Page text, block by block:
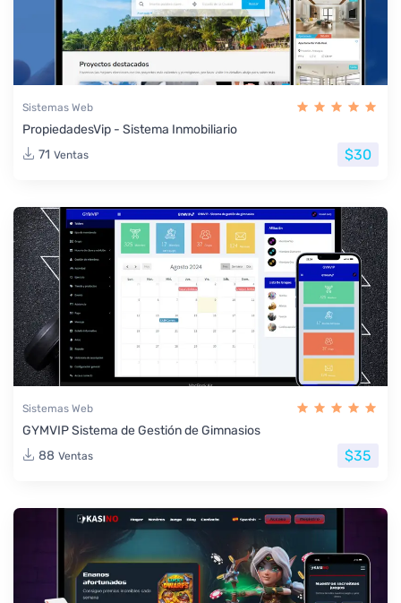
Sistemas Web
PropiedadesVip - Sistema Inmobiliario
71 Ventas $30
Sistemas Web
GYMVIP Sistema de Gestión de Gimnasios
88 Ventas $35